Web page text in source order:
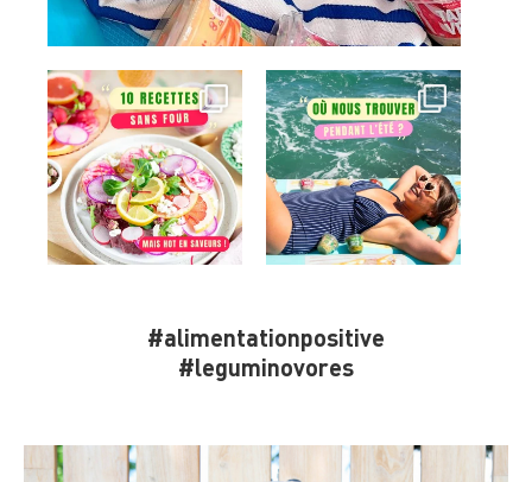
#alimentationpositive
#leguminovores